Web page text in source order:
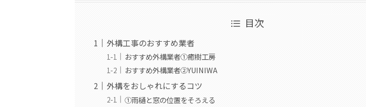
目次
外構工事のおすすめ業者
おすすめ外構業者①癒樹工房
おすすめ外構業者②YUINIWA
外構をおしゃれにするコツ
①雨樋と窓の位置をそろえる